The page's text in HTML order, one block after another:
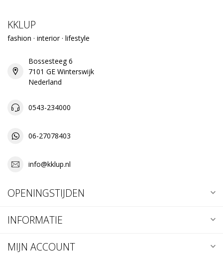
KKLUP
fashion · interior · lifestyle
Bossesteeg 6
7101 GE Winterswijk
Nederland
0543-234000
06-27078403
info@kklup.nl
OPENINGSTIJDEN
INFORMATIE
MIJN ACCOUNT